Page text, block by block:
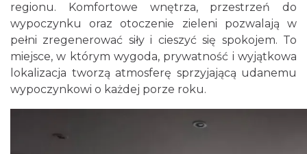
regionu. Komfortowe wnętrza, przestrzeń do
wypoczynku oraz otoczenie zieleni pozwalają w
pełni zregenerować siły i cieszyć się spokojem. To
miejsce, w którym wygoda, prywatność i wyjątkowa
lokalizacja tworzą atmosferę sprzyjającą udanemu
wypoczynkowi o każdej porze roku.